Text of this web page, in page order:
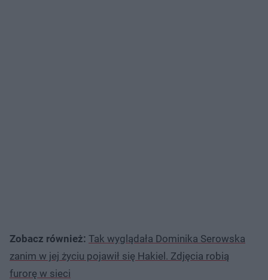
Zobacz również: Tak wyglądała Dominika Serowska
zanim w jej życiu pojawił się Hakiel. Zdjęcia robią
furorę w sieci